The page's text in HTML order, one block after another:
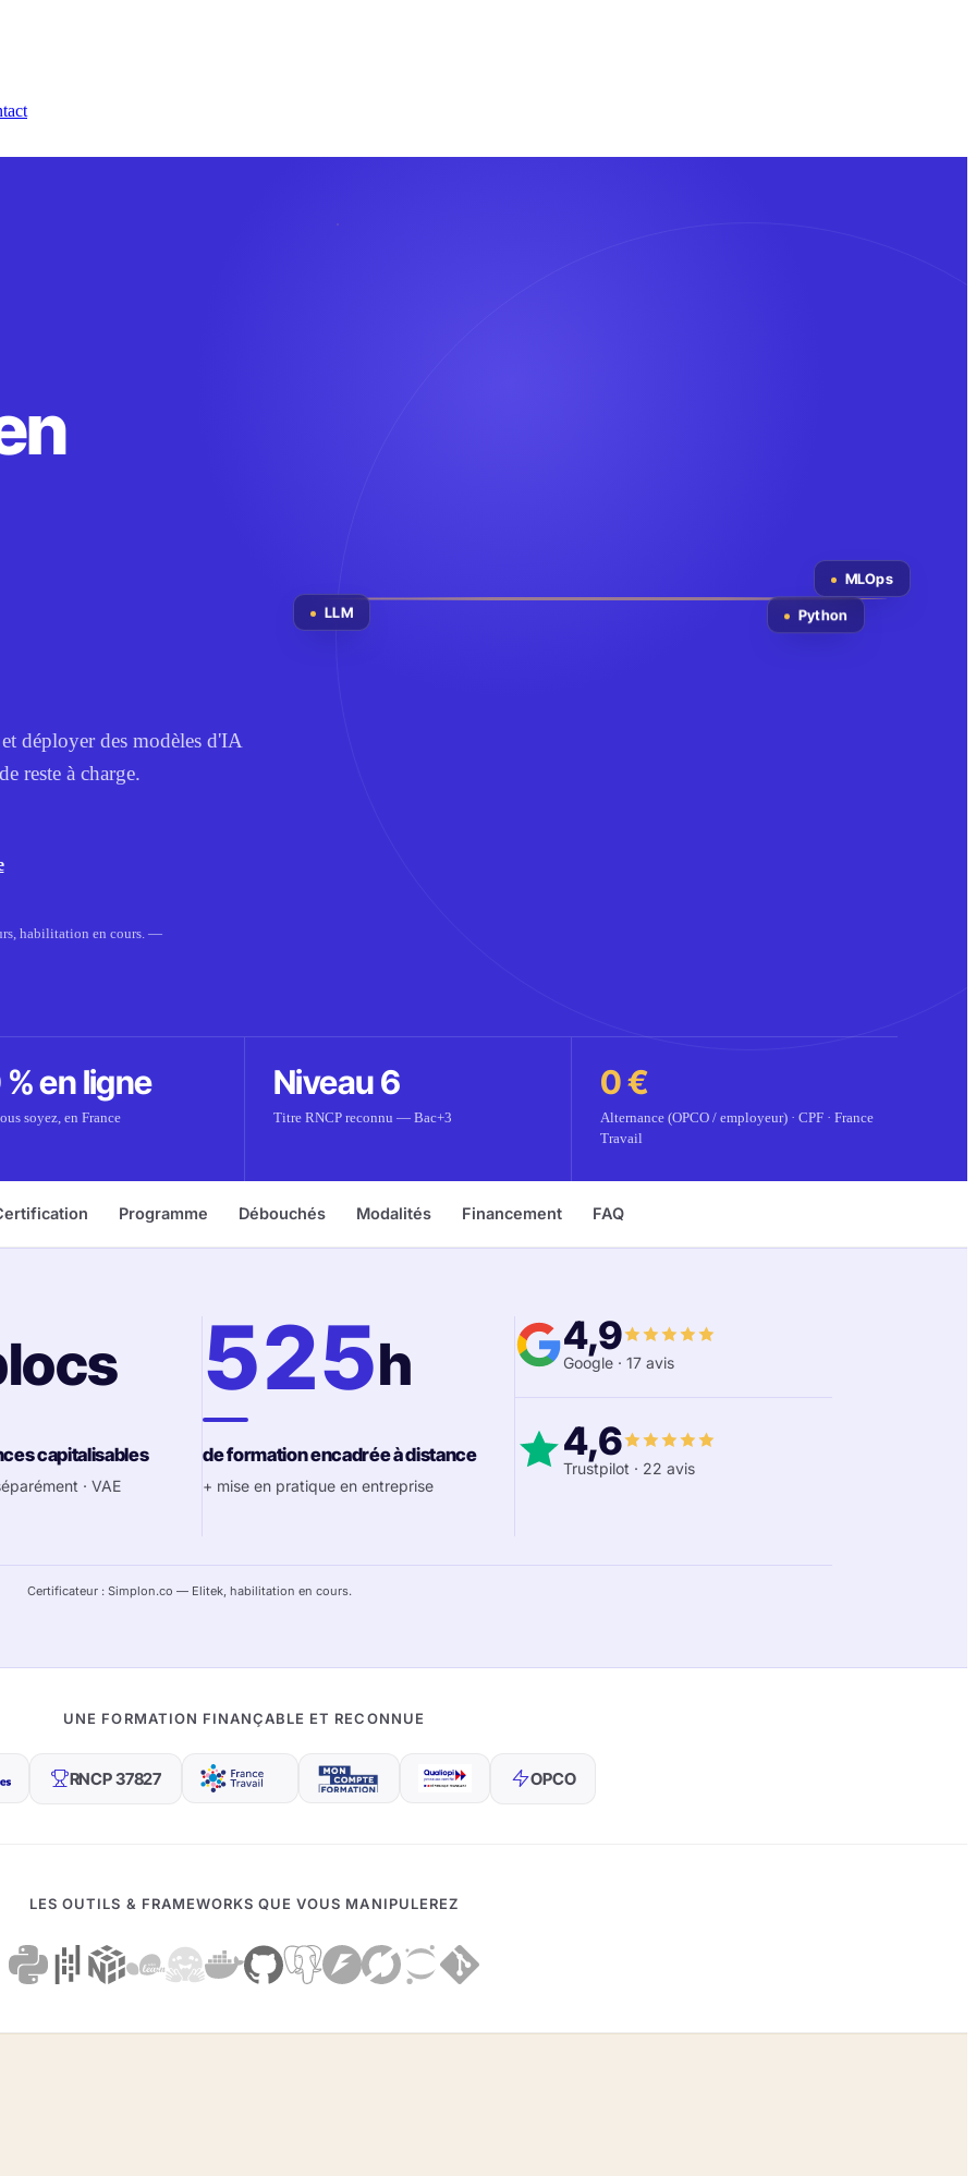
déployer des modèles d'IA
reste à charge.
habilitation en cours. —
Python
LLM
MLOps
en ligne
soyez, en France
Niveau6
Titre RNCP reconnu — Bac+3
0 €
Alternance (OPCO / employeur) · CPF · France
Travail
Programme Débouchés Modalités Financement FAQ
capitalisables
· VAE
525h
de formation encadrée à distance
+ mise en pratique en entreprise
4,9
Google· 17avis
4,6
Trustpilot · 22 avis
Certificateur : Simplon.co — Elitek, habilitation en cours.
UNE FORMATION FINANÇABLE ET RECONNUE
RNCP 37827 OPCO
LES OUTILS & FRAMEWORKS QUE VOUS MANIPULEREZ